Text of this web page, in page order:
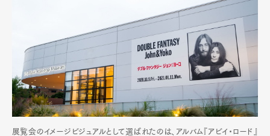
展覧会のイメージビジュアルとして選ばれたのは、アルバム『アビイ・ロード』